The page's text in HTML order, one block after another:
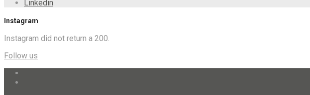
Linkedin
Instagram
Instagram did not return a 200.
Follow us